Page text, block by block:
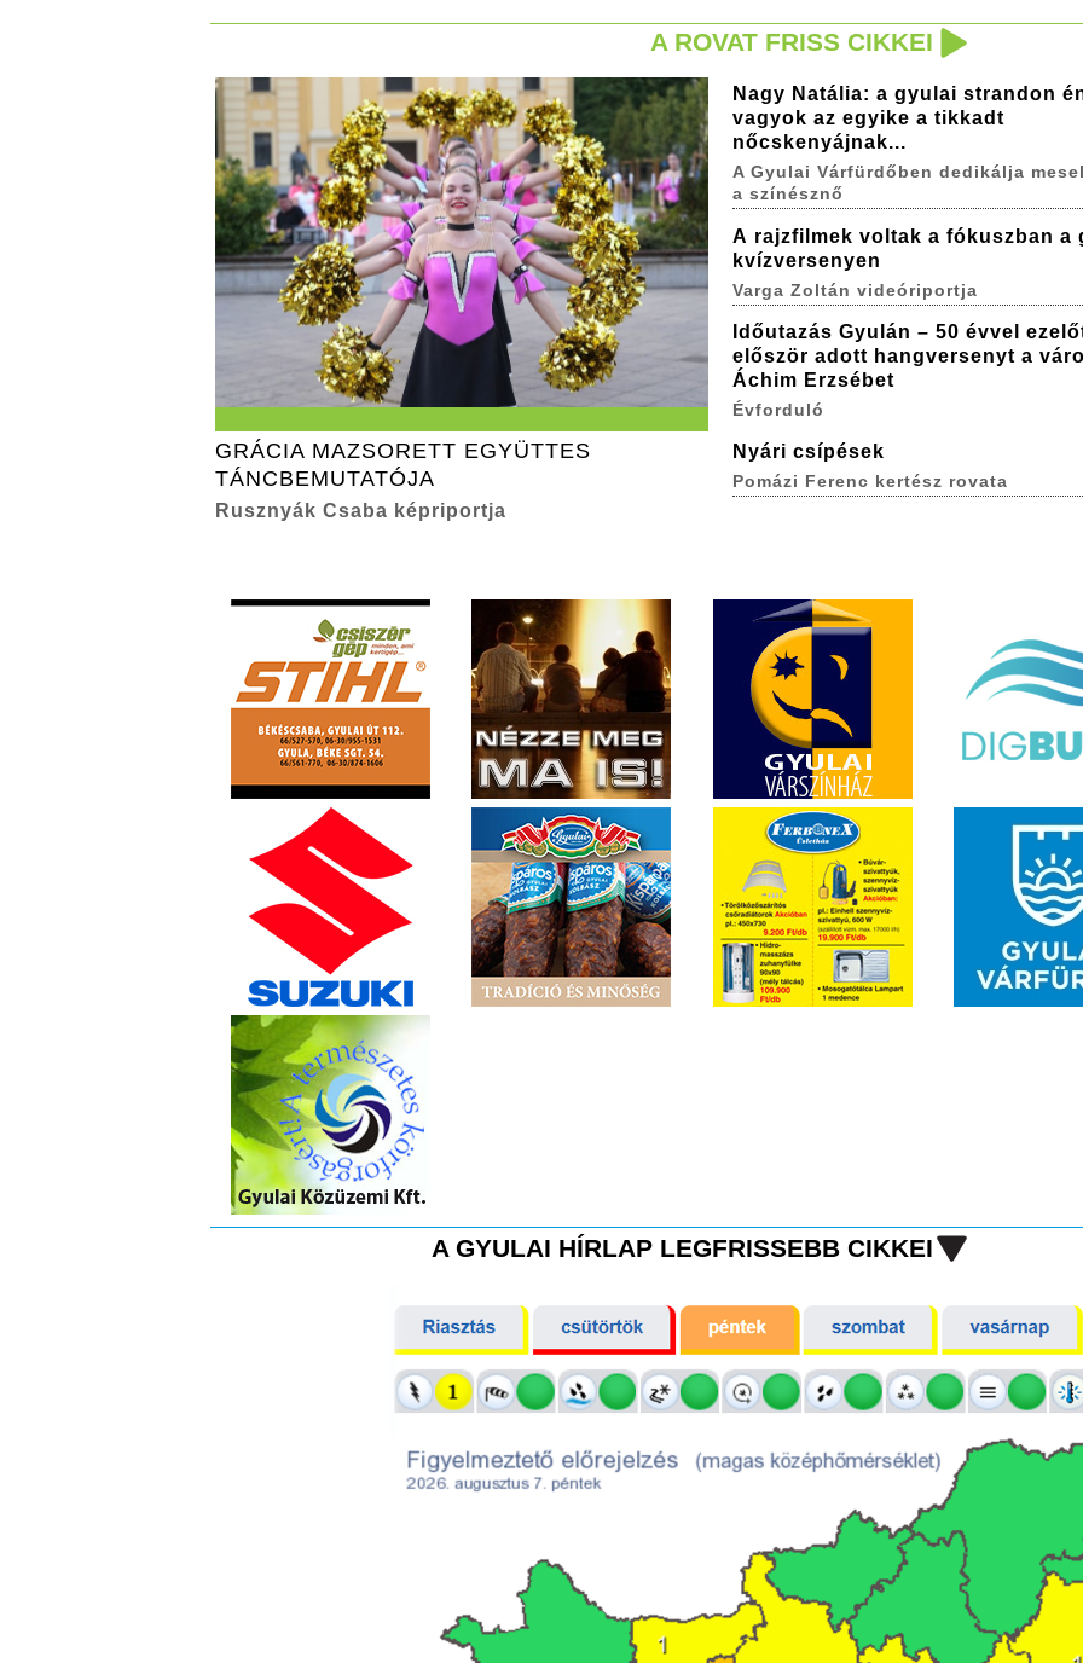
A ROVAT FRISS CIKKEI
GRÁCIA MAZSORETT EGYÜTTES
TÁNCBEMUTATÓJA
Rusznyák Csaba képriportja
Nagy Natália: a gyulai strandon
vagyok az egyike a tikkadt
nőcskenyájnak...
A Gyulai Várfürdőben dedikálja
a színésznő
A rajzfilmek voltak a fókuszban a
kvízversenyen
Varga Zoltán videóriportja
Időutazás Gyulán – 50 évvel
először adott hangversenyt a
Áchim Erzsébet
Évforduló
Nyári csípések
Pomázi Ferenc kertész rovata
A GYULAI HÍRLAP LEGFRISSEBB CIKKEI